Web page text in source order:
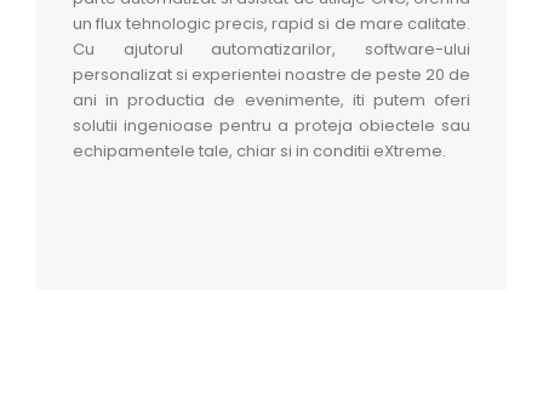
un flux tehnologic precis, rapid si de mare calitate.
Cu ajutorul automatizarilor, software-ului
personalizat si experientei noastre de peste 20 de
ani in productia de evenimente, iti putem oferi
solutii ingenioase pentru a proteja obiectele sau
echipamentele tale, chiar si in conditii eXtreme.